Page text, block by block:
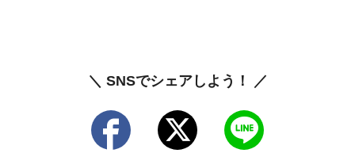
＼ SNSでシェアしよう！ ／